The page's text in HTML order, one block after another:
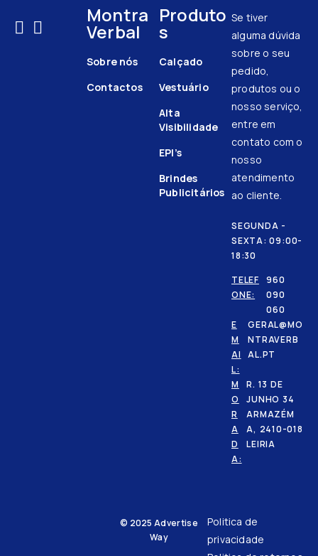
Montra
Verbal
Sobre nós
Contactos
Produto
s
Calçado
Vestuário
Alta
Visibilidade
EPI’s
Brindes
Publicitários
Se tiver
alguma dúvida
sobre o seu
pedido,
produtos ou o
nosso serviço,
entre em
contato com o
nosso
atendimento
ao cliente.
SEGUNDA -
SEXTA: 09:00-
18:30
TELEF
ONE:
960
090
060
E
M
AI
L:
GERAL@MO
NTRAVERB
AL.PT
M
O
R
A
D
A:
R. 13 DE
JUNHO 34
ARMAZÉM
A, 2410-018
LEIRIA
Politica de
privacidade
© 2025Advertise
Way